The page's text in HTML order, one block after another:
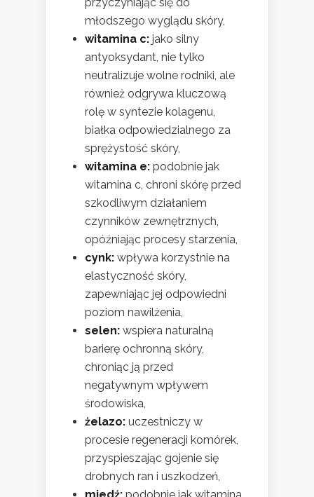
młodszego wyglądu skóry,
witamina c: jako silny
antyoksydant, nie tylko
neutralizuje wolne rodniki, ale
również odgrywa kluczową
rolę w syntezie kolagenu,
białka odpowiedzialnego za
sprężystość skóry,
witamina e: podobnie jak
witamina c, chroni skórę przed
szkodliwym działaniem
czynników zewnętrznych,
opóźniając procesy starzenia,
cynk: wpływa korzystnie na
elastyczność skóry,
zapewniając jej odpowiedni
poziom nawilżenia,
selen: wspiera naturalną
barierę ochronną skóry,
chroniąc ją przed
negatywnym wpływem
środowiska,
żelazo: uczestniczy w
procesie regeneracji komórek,
przyspieszając gojenie się
drobnych ran i uszkodzeń,